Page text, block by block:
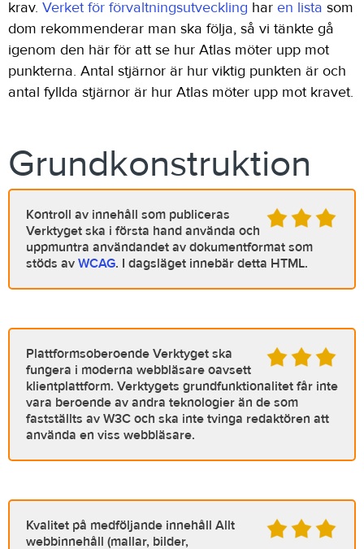
krav. Verket för förvaltningsutveckling har en lista som
dom rekommenderar man ska följa, så vi tänkte gå
igenom den här för att se hur Atlas möter upp mot
punkterna. Antal stjärnor är hur viktig punkten är och
antal fyllda stjärnor är hur Atlas möter upp mot kravet.
Grundkonstruktion
Kontroll av innehåll som publiceras
Verktyget ska i första hand använda och
uppmuntra användandet av dokumentformat som
stöds av WCAG. I dagsläget innebär detta HTML.
Plattformsoberoende Verktyget ska
fungera i moderna webbläsare oavsett
klientplattform. Verktygets grundfunktionalitet får inte
vara beroende av andra teknologier än de som
fastställts av W3C och ska inte tvinga redaktören att
använda en viss webbläsare.
Kvalitet på medföljande innehåll
Allt
webbinnehåll (mallar, bilder,